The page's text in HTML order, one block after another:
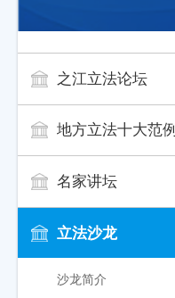
之江立法论坛
地方立法十大范例
名家讲坛
立法沙龙
沙龙简介